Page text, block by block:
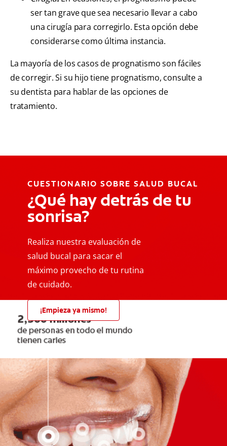
ser tan grave que sea necesario llevar a cabo
una cirugía para corregirlo. Esta opción debe
considerarse como última instancia.
La mayoría de los casos de prognatismo son fáciles
de corregir. Si su hijo tiene prognatismo, consulte a
su dentista para hablar de las opciones de
tratamiento.
CUESTIONARIO SOBRE SALUD BUCAL
¿Qué hay detrás de tu
sonrisa?
Realiza nuestra evaluación de
salud bucal para sacar el
máximo provecho de tu rutina
de cuidado.
¡Empieza ya mismo!